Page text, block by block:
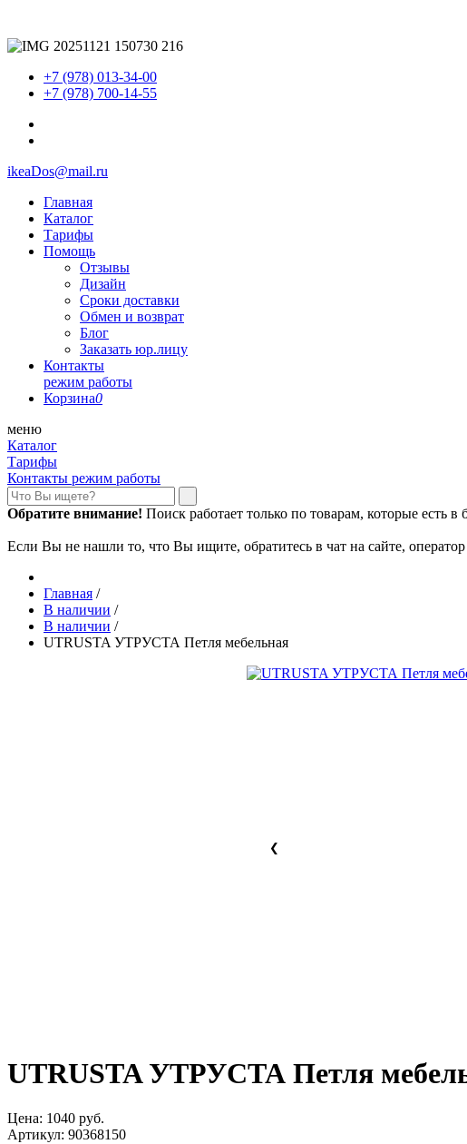
+7 (978) 013-34-00
+7 (978) 700-14-55
ikeaDos@mail.ru
Главная
Каталог
Тарифы
Помощь
Отзывы
Дизайн
Сроки доставки
Обмен и возврат
Блог
Заказать юр.лицу
Контакты
режим работы
Корзина0
меню
Каталог
Тарифы
Контакты режим работы
Обратите внимание! Поиск работает только по товарам, которые есть в
Если Вы не нашли то, что Вы ищите, обратитесь в чат на сайте,
Главная /
В наличии /
В наличии /
UTRUSTA УТРУСТА Петля мебельная
❮
UTRUSTA УТРУСТА Петля
Цена: 1040 руб.
Артикул: 90368150